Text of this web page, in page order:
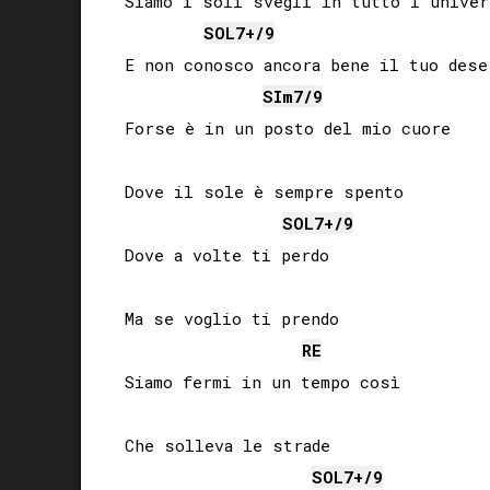
SOL7+/9
E non conosco ancora bene il tuo
SIm7/9
Forse è in un posto del mio cuore
Dove il sole è sempre spento
SOL7+/9
Dove a volte ti perdo
Ma se voglio ti prendo
RE
Siamo fermi in un tempo così
Che solleva le strade
SOL7+/9